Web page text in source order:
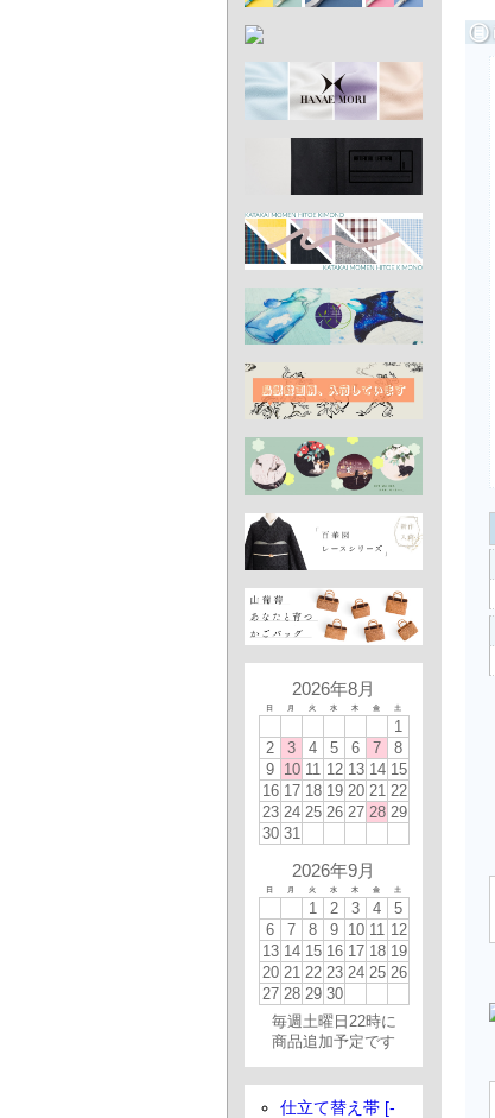
2026年8月
日 月 火 水 木 金 土
1
2
3 4 5 6 7
8
9 10 11 12 13 14 15
16 17 18 19 20 21 22
23 24 25 26 27 28 29
30 31
2026年9月
日 月 火 水 木 金 土
1 2 3 4
5
6
7 8 9 10 11 12
13 14 15 16 17 18 19
20 21 22 23 24 25 26
27 28 29 30
毎週土曜日22時に
商品追加予定です
仕立て替え帯 [-